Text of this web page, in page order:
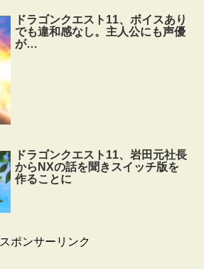
ドラゴンクエスト11、ボイスあり
でも違和感なし。主人公にも声優
が…
ドラゴンクエスト11、岩田元社長
からNXの話を聞きスイッチ版を
作ることに
スポンサーリンク